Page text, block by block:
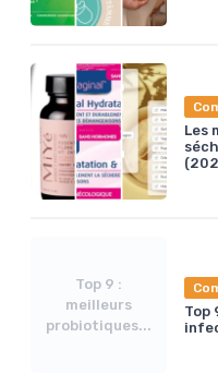
Les
Top 9 :
meilleurs
probiotiques...
Top